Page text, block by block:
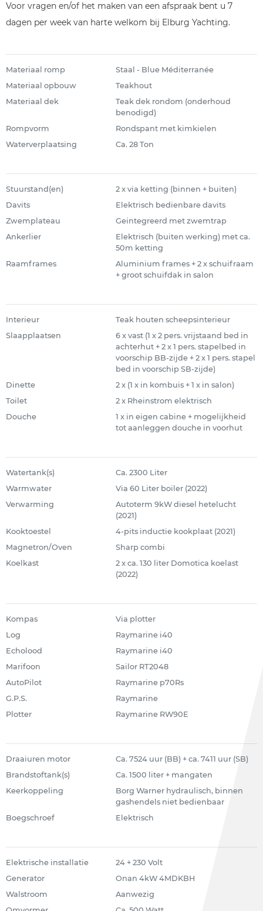
Voor vragen en/of het maken van een afspraak bent u 7
dagen per week van harte welkom bij Elburg Yachting.
Materiaal romp
Staal - Blue Méditerranée
Materiaal opbouw
Teakhout
Materiaal dek
Teak dek rondom (onderhoud
benodigd)
Rompvorm
Rondspant met kimkielen
Waterverplaatsing
Ca. 28 Ton
Stuurstand(en)
2 x via ketting (binnen + buiten)
Davits
Elektrisch bedienbare davits
Zwemplateau
Geintegreerd met zwemtrap
Ankerlier
Elektrisch (buiten werking) met ca.
50m ketting
Raamframes
Aluminium frames + 2 x schuifraam
+ groot schuifdak in salon
Interieur
Teak houten scheepsinterieur
Slaapplaatsen
6 x vast (1 x 2 pers. vrijstaand bed in
achterhut + 2 x 1 pers. stapelbed in
voorschip BB-zijde + 2 x 1 pers. stapel
bed in voorschip SB-zijde)
Dinette
2 x (1 x in kombuis + 1 x in salon)
Toilet
2 x Rheinstrom elektrisch
Douche
1 x in eigen cabine + mogelijkheid
tot aanleggen douche in voorhut
Watertank(s)
Ca. 2300 Liter
Warmwater
Via 60 Liter boiler (2022)
Verwarming
Autoterm 9kW diesel hetelucht
(2021)
Kooktoestel
4-pits inductie kookplaat (2021)
Magnetron/Oven
Sharp combi
Koelkast
2 x ca. 130 liter Domotica koelast
(2022)
Kompas
Via plotter
Log
Raymarine i40
Echolood
Raymarine i40
Marifoon
Sailor RT2048
AutoPilot
Raymarine p70Rs
G.P.S.
Raymarine
Plotter
Raymarine RW90E
Draaiuren motor
Ca. 7524 uur (BB) + ca. 7411 uur (SB)
Brandstoftank(s)
Ca. 1500 liter + mangaten
Keerkoppeling
Borg Warner hydraulisch, binnen
gashendels niet bedienbaar
Boegschroef
Elektrisch
Elektrische installatie
24 + 230 Volt
Generator
Onan 4kW 4MDKBH
Walstroom
Aanwezig